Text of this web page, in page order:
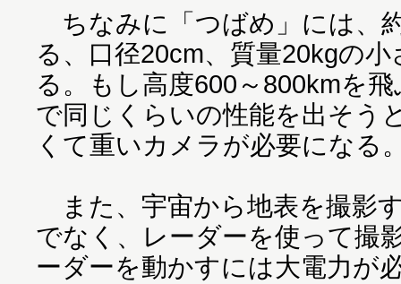
ちなみに「つばめ」には、
る、口径20cm、質量20kgの
る。もし高度600～800kmを
で同じくらいの性能を出そう
くて重いカメラが必要になる
また、宇宙から地表を撮影
でなく、レーダーを使って撮
ーダーを動かすには大電力が